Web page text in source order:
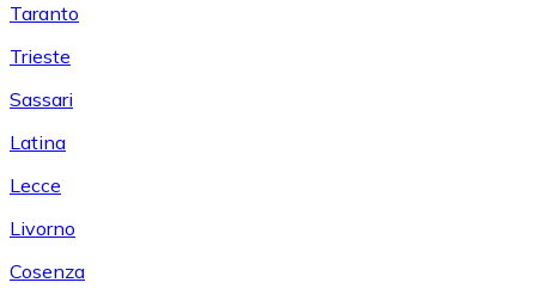
Taranto
Trieste
Sassari
Latina
Lecce
Livorno
Cosenza